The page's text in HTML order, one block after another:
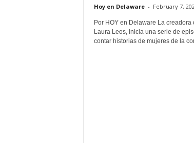
Hoy en Delaware - February 7,
Por HOY en Delaware La creadora
Laura Leos, inicia una serie de
contar historias de mujeres de la